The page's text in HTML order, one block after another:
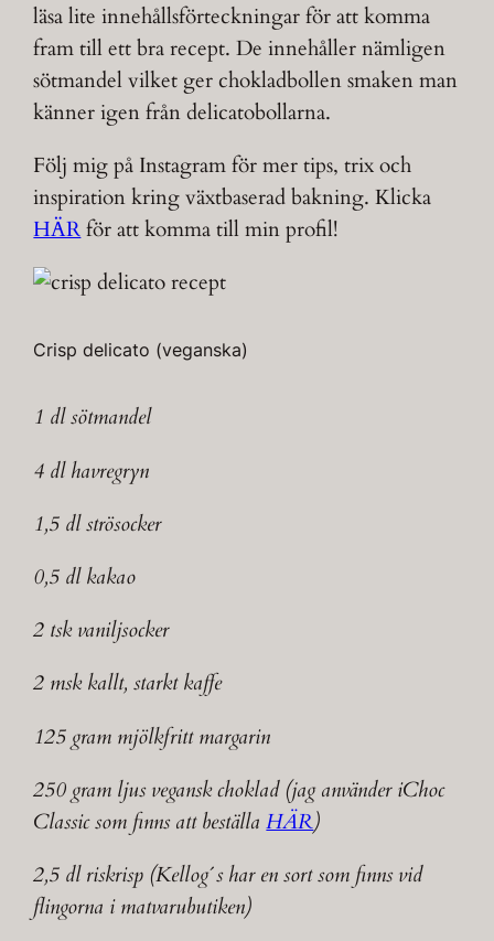
läsa lite innehållsförteckningar för att komma
fram till ett bra recept. De innehåller nämligen
sötmandel vilket ger chokladbollen smaken man
känner igen från delicatobollarna.
Följ mig på Instagram för mer tips, trix och
inspiration kring växtbaserad bakning. Klicka
HÄRför att komma till min profil!
Crisp delicato (veganska)
1 dl sötmandel
4 dl havregryn
1,5 dl strösocker
0,5 dl kakao
2 tsk vaniljsocker
2 msk kallt, starkt kaffe
125 gram mjölkfritt margarin
250 gram ljus vegansk choklad (jag använder iChoc
Classic som finns att beställaHÄR)
2,5 dl riskrisp (Kellog´s har en sort som finns vid
flingorna i matvarubutiken)